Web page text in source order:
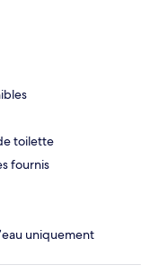
toilette
fournis
uniquement